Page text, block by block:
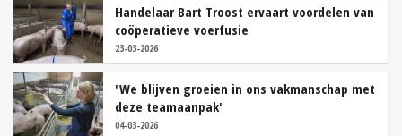
Handelaar Bart Troost ervaart voordelen van
coöperatieve voerfusie
23-03-2026
'We blijven groeien in ons vakmanschap met
deze teamaanpak'
04-03-2026